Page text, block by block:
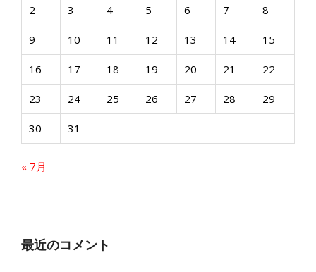
2 3 4 5 6 7 8
9 10 11 12 13 14 15
16 17 18 19 20 21 22
23 24 25 26 27 28 29
30 31
« 7月
最近のコメント